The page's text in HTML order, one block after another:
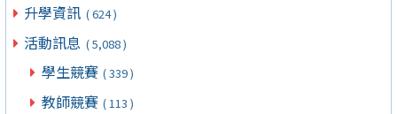
升學資訊 ( 624 )
活動訊息 ( 5,088 )
學生競賽 ( 339 )
教師競賽 ( 113 )